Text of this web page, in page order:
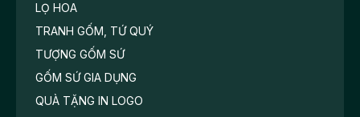
LỌ HOA
TRANH GỐM, TỨ QUÝ
TƯỢNG GỐM SỨ
GỐM SỨ GIA DỤNG
QUÀ TẶNG IN LOGO